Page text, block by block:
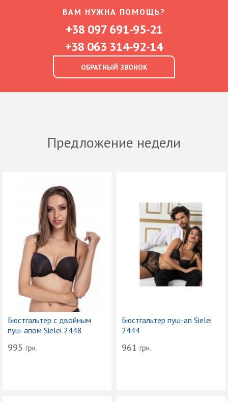
ВАМ НУЖНА ПОМОЩЬ?
+38 097 691-95-21
+38 063 314-92-14
ОБРАТНЫЙ ЗВОНОК
Предложение недели
Бюстгальтер с двойным
пуш-апом Sielei 2448
995 грн.
Бюстгальтер пуш-ап Sielei
2444
961 грн.